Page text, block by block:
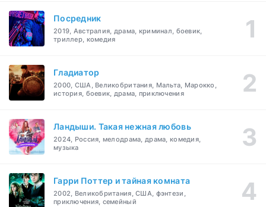
Посредник
2019, Австралия, драма, криминал, боевик,
триллер, комедия
Гладиатор
2000, США, Великобритания, Мальта, Марокко,
история, боевик, драма, приключения
Ландыши. Такая нежная любовь
2024, Россия, мелодрама, драма, комедия,
музыка
Гарри Поттер и тайная комната
2002, Великобритания, США, фэнтези,
приключения, семейный